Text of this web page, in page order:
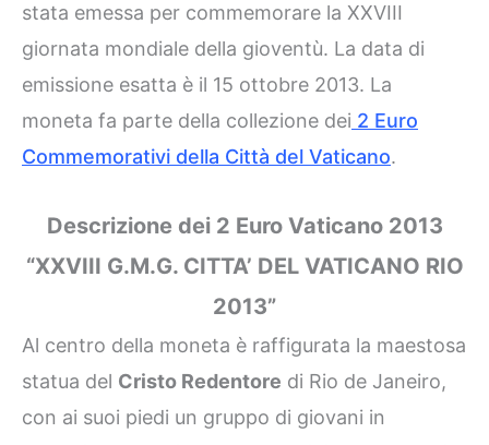
stata emessa per commemorare la XXVIII
giornata mondiale della gioventù. La data di
emissione esatta è il 15 ottobre 2013. La
moneta fa parte della collezione dei 2 Euro
Commemorativi della Città del Vaticano.
Descrizione dei 2 Euro Vaticano 2013
“XXVIII G.M.G. CITTA’ DEL VATICANO RIO
2013”
Al centro della moneta è raffigurata la maestosa
statua del Cristo Redentore di Rio de Janeiro,
con ai suoi piedi un gruppo di giovani in